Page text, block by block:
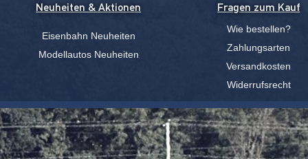
Neuheiten & Aktionen
Eisenbahn Neuheiten
Modellautos Neuheiten
Fragen zum Kauf
Wie bestellen?
Zahlungsarten
Versandkosten
Widerrufsrecht